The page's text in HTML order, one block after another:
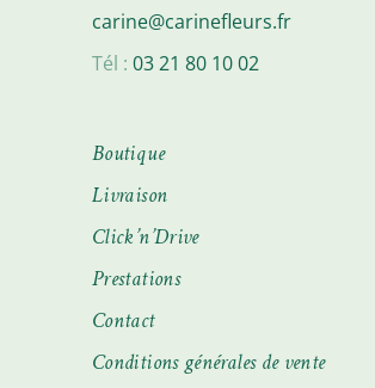
carine@carinefleurs.fr
Tél :03 21 80 10 02
Boutique
Livraison
Click’n’Drive
Prestations
Contact
Conditions générales de vente